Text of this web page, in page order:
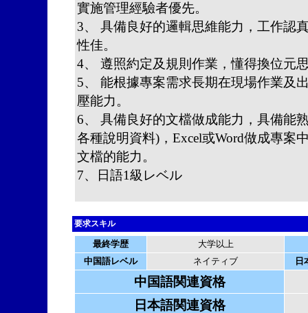
實施管理經驗者優先。
3、 具備良好的邏輯思維能力，工作認
性佳。
4、 遵照約定及規則作業，懂得換位元
5、 能根據專案需求長期在現場作業及
壓能力。
6、 具備良好的文檔做成能力，具備能
各種說明資料)，Excel或Word做成專案
文檔的能力。
7、日語1級レベル
要求スキル
最終学歴
大学以上
中国語レベル
ネイティブ 日
中国語関連資格
日本語関連資格